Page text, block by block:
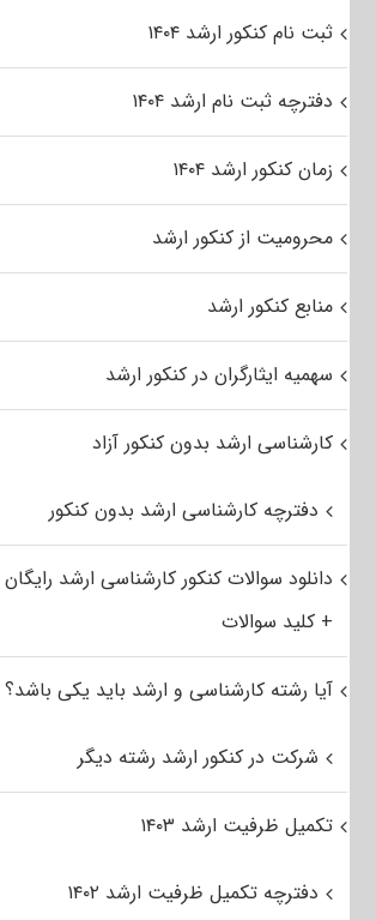
ثبت نام کنکور ارشد ۱۴۰۴
دفترچه ثبت نام ارشد ۱۴۰۴
زمان کنکور ارشد ۱۴۰۴
محرومیت از کنکور ارشد
منابع کنکور ارشد
سهمیه ایثارگران در کنکور ارشد
کارشناسی ارشد بدون کنکور آزاد
دفترچه کارشناسی ارشد بدون کنکور
دانلود سوالات کنکور کارشناسی ارشد رایگان
+ کلید سوالات
آیا رشته کارشناسی و ارشد باید یکی باشد؟
شرکت در کنکور ارشد رشته دیگر
تکمیل ظرفیت ارشد ۱۴۰۳
دفترچه تکمیل ظرفیت ارشد ۱۴۰۲